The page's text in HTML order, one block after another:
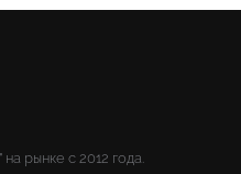
рынке с 2012 года.